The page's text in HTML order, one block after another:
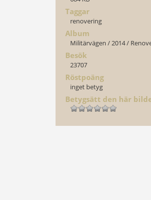
Taggar
renovering
Album
Militärvägen /2014/
Besök
23707
Röstpoäng
inget betyg
Betygsätt den här